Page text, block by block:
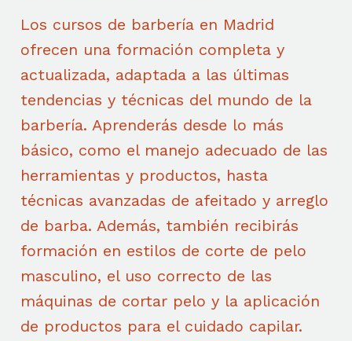
Los cursos de barbería en Madrid
ofrecen una formación completa y
actualizada, adaptada a las últimas
tendencias y técnicas del mundo de la
barbería. Aprenderás desde lo más
básico, como el manejo adecuado de las
herramientas y productos, hasta
técnicas avanzadas de afeitado y arreglo
de barba. Además, también recibirás
formación en estilos de corte de pelo
masculino, el uso correcto de las
máquinas de cortar pelo y la aplicación
de productos para el cuidado capilar.